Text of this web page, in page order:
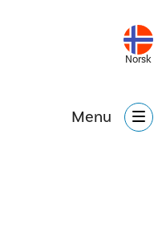
Norsk
Menu